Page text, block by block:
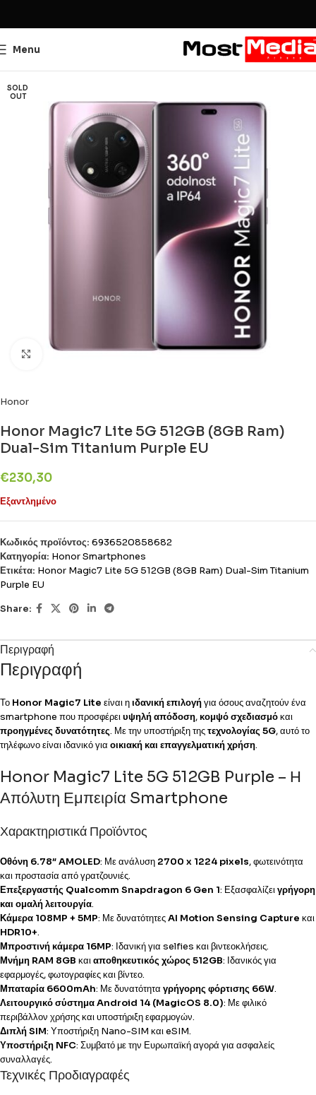
Menu
SOLD
OUT
Click to enlarge
Honor
Honor Magic7 Lite 5G 512GB (8GB Ram)
Dual-Sim Titanium Purple EU
€230,30
Εξαντλημένο
Κωδικός προϊόντος: 6936520858682
Κατηγορία: Honor Smartphones
Ετικέτα: Honor Magic7 Lite 5G 512GB (8GB Ram) Dual-Sim Titanium
Purple EU
Share:
Περιγραφή
Περιγραφή
Το Honor Magic7 Lite είναι ηιδανική επιλογήγια όσους αναζητούν ένα
smartphone που προσφέρειυψηλή απόδοση,κομψό σχεδιασμόκαι
προηγμένες δυνατότητες. Με την υποστήριξη τηςτεχνολογίας 5G, αυτό το
τηλέφωνο είναι ιδανικό για οικιακή και επαγγελματική χρήση.
Honor Magic7 Lite 5G 512GB Purple – Η
Απόλυτη Εμπειρία Smartphone
Χαρακτηριστικά Προϊόντος
Οθόνη 6.78″ AMOLED: Με ανάλυση 2700 x 1224 pixels, φωτεινότητα
και προστασία από γρατζουνιές.
Επεξεργαστής Qualcomm Snapdragon 6 Gen 1: Εξασφαλίζειγρήγορη
και ομαλή λειτουργία.
Κάμερα 108MP + 5MP: Με δυνατότητεςAI Motion Sensing Capture και
HDR10+.
Μπροστινή κάμερα 16MP: Ιδανική για selfies και βιντεοκλήσεις.
Μνήμη RAM 8GB καιαποθηκευτικός χώρος 512GB: Ιδανικός για
εφαρμογές, φωτογραφίες και βίντεο.
Μπαταρία 6600mAh: Με δυνατότητα γρήγορης φόρτισης 66W.
Λειτουργικό σύστημα Android 14 (MagicOS 8.0): Με φιλικό
περιβάλλον χρήσης και υποστήριξη εφαρμογών.
Διπλή SIM: Υποστήριξη Nano-SIM και eSIM.
Υποστήριξη NFC: Συμβατό με την Ευρωπαϊκή αγορά για ασφαλείς
συναλλαγές.
Τεχνικές Προδιαγραφές